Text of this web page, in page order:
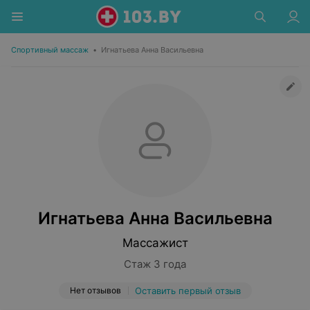
Спортивный массаж • Игнатьева Анна Васильевна
Игнатьева Анна Васильевна
Массажист
Стаж 3 года
Нет отзывов Оставить первый отзыв